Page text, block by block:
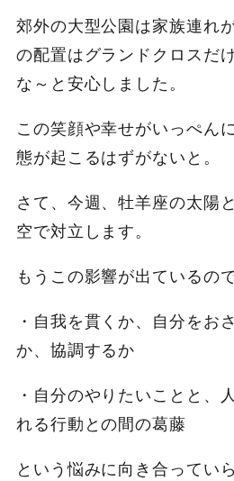
郊外の大型公園は家族連れ
の配置はグランドクロスだ
な～と安心しました。
この笑顔や幸せがいっぺん
態が起こるはずがないと。
さて、今週、牡羊座の太陽
空で対立します。
もうこの影響が出ているので
・自我を貫くか、自分をお
か、協調するか
・自分のやりたいことと、
れる行動との間の葛藤
という悩みに向き合ってい